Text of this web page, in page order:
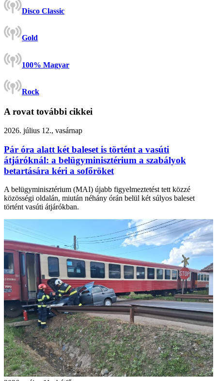
Disco Classic
Gold
100% Magyar
Rock
A rovat további cikkei
2026. július 12., vasárnap
Pár óra alatt két baleset is történt a vasúti
átjáróknál: a belügyminisztérium a szabályok
betartására kéri a sofőröket
A belügyminisztérium (MAI) újabb figyelmeztetést tett közzé
közösségi oldalán, miután néhány órán belül két súlyos baleset
történt vasúti átjárókban.